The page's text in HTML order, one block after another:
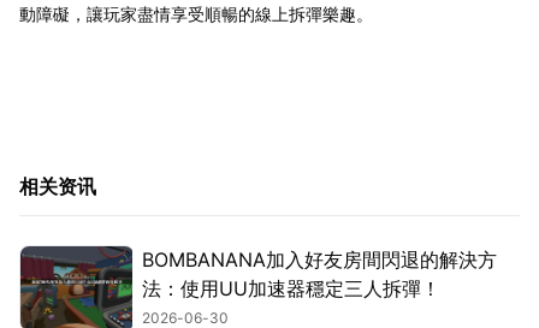
動障礙，讓玩家盡情享受順暢的線上拆彈樂趣。
相关资讯
BOMBANANA加入好友房間閃退的解決方
法：使用UU加速器穩定三人拆彈！
2026-06-30